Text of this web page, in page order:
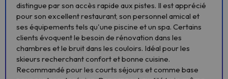
distingue par son accès rapide aux pistes. Il est apprécié
pour son excellent restaurant, son personnel amical et
ses équipements tels qu'une piscine et un spa. Certains
clients évoquent le besoin de rénovation dans les
chambres et le bruit dans les couloirs. Idéal pour les
skieurs recherchant confort et bonne cuisine.
Recommandé pour les courts séjours et comme base